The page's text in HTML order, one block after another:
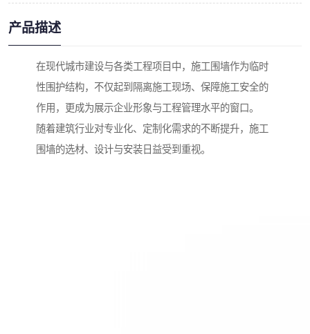
产品描述
在现代城市建设与各类工程项目中，施工围墙作为临时
性围护结构，不仅起到隔离施工现场、保障施工安全的
作用，更成为展示企业形象与工程管理水平的窗口。
随着建筑行业对专业化、定制化需求的不断提升，施工
围墙的选材、设计与安装日益受到重视。